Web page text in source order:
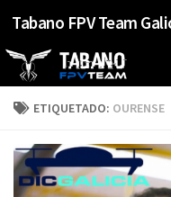
Saltar al contenido
Tabano FPV Team
ETIQUETADO: OURENSE